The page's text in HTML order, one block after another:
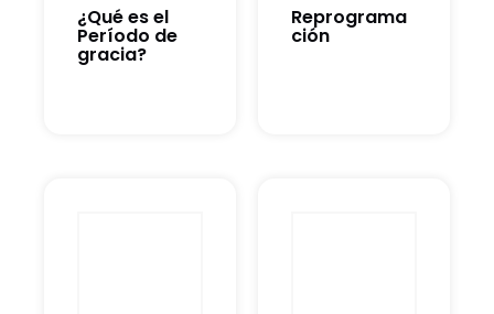
¿Qué es el
Período de
gracia?
Reprograma
ción